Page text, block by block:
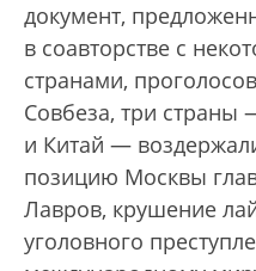
документ,
в соавторстве с
странами,
Совбеза, три страны
и Китай —
позицию Москвы
Лавров, крушение
уголовного